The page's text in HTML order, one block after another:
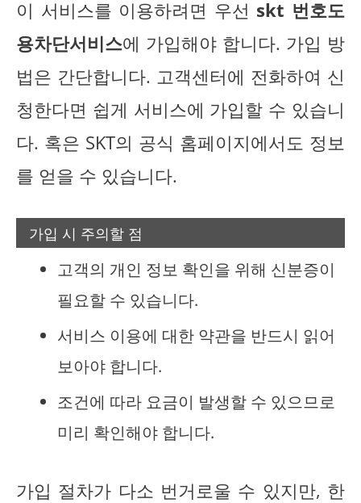
이 서비스를 이용하려면 우선 skt 번호도
용차단서비스에 가입해야 합니다. 가입 방
법은 간단합니다. 고객센터에 전화하여 신
청한다면 쉽게 서비스에 가입할 수 있습니
다. 혹은 SKT의 공식 홈페이지에서도 정보
를 얻을 수 있습니다.
가입 시 주의할 점
고객의 개인 정보 확인을 위해 신분증이
필요할 수 있습니다.
서비스 이용에 대한 약관을 반드시 읽어
보아야 합니다.
조건에 따라 요금이 발생할 수 있으므로
미리 확인해야 합니다.
가입 절차가 다소 번거로울 수 있지만, 한